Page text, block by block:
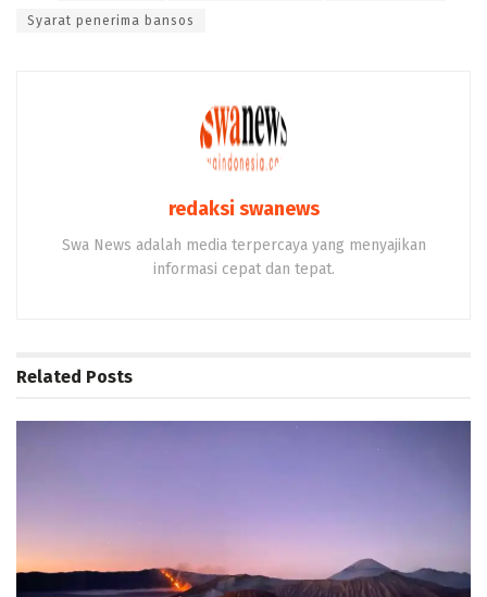
Syarat penerima bansos
redaksi swanews
Swa News adalah media terpercaya yang menyajikan
informasi cepat dan tepat.
Related Posts